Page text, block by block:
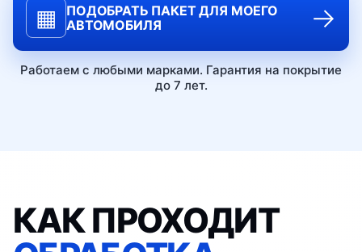
▦
ПОДОБРАТЬ ПАКЕТ ДЛЯ МОЕГО
АВТОМОБИЛЯ
→
Работаем с любыми марками. Гарантия на покрытие
до 7 лет.
КАК ПРОХОДИТ